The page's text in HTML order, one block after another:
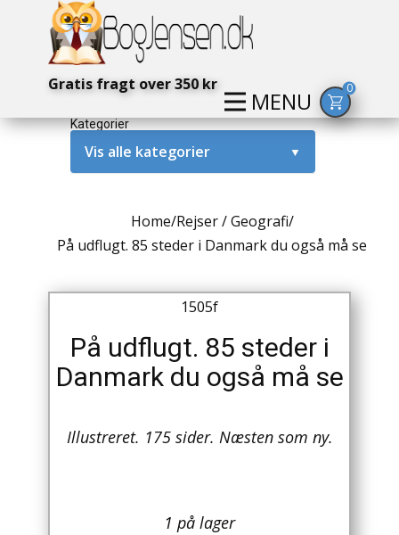
MENU
Gratis fragt over 350 kr 0
Kategorier
Vis alle kategorier ▼
Amerika / USA
Antikke / Specielle Bøger
Antikviteter
Arkitektur
Home/Rejser / Geografi/
På udflugt. 85 steder i Danmark du også må se
1505f
På udflugt. 85 steder i
Danmark du også må se
Illustreret. 175 sider. Næsten som ny.
1 på lager